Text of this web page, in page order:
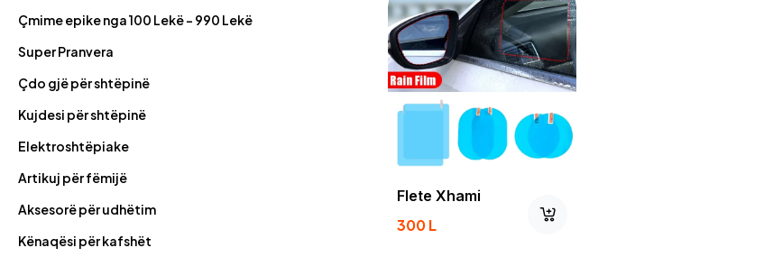
Flete Xhami
300L
Çmime epike nga 100 Lekë - 990 Lekë
Super Pranvera
Çdo gjë për shtëpinë
Kujdesi për shtëpinë
Elektroshtëpiake
Artikuj për fëmijë
Aksesorë për udhëtim
Kënaqësi për kafshët